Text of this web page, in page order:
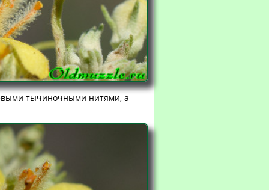
тычиночными нитями, а